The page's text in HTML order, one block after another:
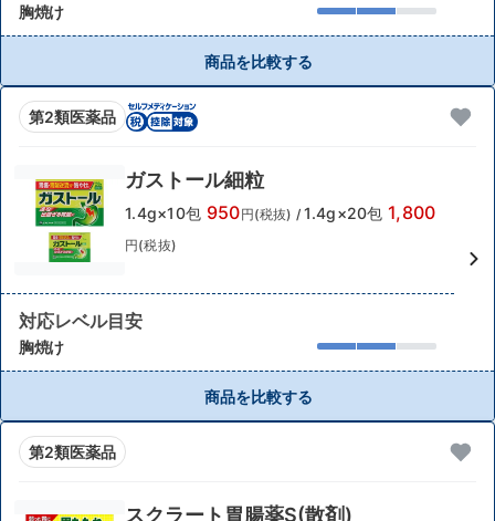
胸焼け
商品を比較する
第2類医薬品
ガストール細粒
1.4g×10包 950円(税抜) / 1.4g×20包 1,800
円(税抜)
対応レベル目安
胸焼け
商品を比較する
第2類医薬品
スクラート胃腸薬S(散剤)